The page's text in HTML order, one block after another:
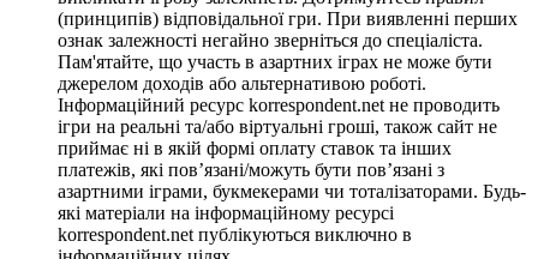
(принципів) відповідальної гри. При виявленні перших
ознак залежності негайно зверніться до спеціаліста.
Пам'ятайте, що участь в азартних іграх не може бути
джерелом доходів або альтернативою роботі.
Інформаційний ресурс korrespondent.net не проводить
ігри на реальні та/або віртуальні гроші, також сайт не
приймає ні в якій формі оплату ставок та інших
платежів, які пов’язані/можуть бути пов’язані з
азартними іграми, букмекерами чи тоталізаторами. Будь-
які матеріали на інформаційному ресурсі
korrespondent.net публікуються виключно в